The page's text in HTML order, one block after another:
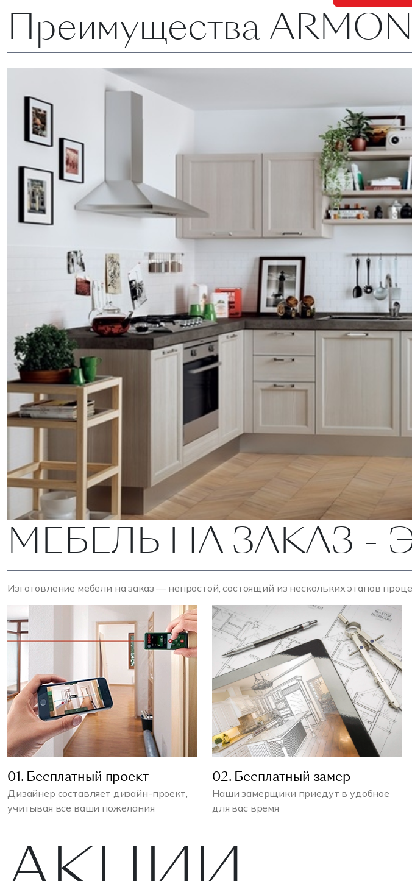
Преимущества
МЕБЕЛЬ НА ЗАКАЗ
Изготовление мебели на заказ — непростой, состоящий из нескольких этапов
01. Бесплатный проект
Дизайнер составляет дизайн-проект,
учитывая все ваши пожелания
02. Бесплатный замер
Наши замерщики приедут в удобное
для вас время